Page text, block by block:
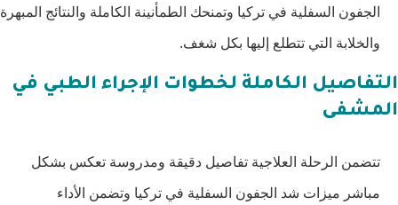
الجفون السفلية في تركيا وتمنحك الطمأنينة الكاملة والنتائج المبهرة
والخلابة التي تتطلع إليها بكل شغف.
التفاصيل الكاملة لخطوات الإجراء الطبي في
المشفى
تتضمن الرحلة العلاجية تفاصيل دقيقة ومدروسة تعكس بشكل
مباشر ميزات شد الجفون السفلية في تركيا وتضمن الأداء